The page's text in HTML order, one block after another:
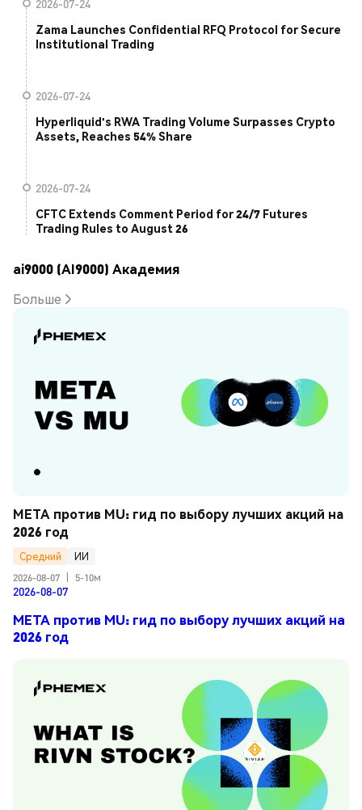
2026-07-24
Zama Launches Confidential RFQ Protocol for Secure
Institutional Trading
2026-07-24
Hyperliquid's RWA Trading Volume Surpasses Crypto
Assets, Reaches 54% Share
2026-07-24
CFTC Extends Comment Period for 24/7 Futures
Trading Rules to August 26
ai9000 (AI9000) Академия
Больше
META против MU: гид по выбору лучших акций на
2026 год
Средний
ИИ
2026-08-07
5-10м
2026-08-07
META против MU: гид по выбору лучших акций на
2026 год